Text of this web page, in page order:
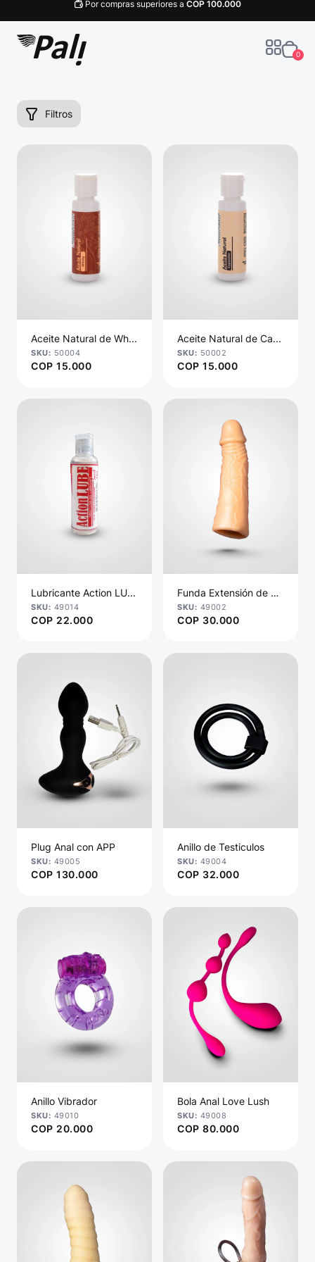
Por compras superiores a COP100.000
0
Filtros
Aceite Natural de Wh...
50004
COP 15.000
Aceite Natural de Ca...
50002
COP 15.000
Lubricante Action LU...
49014
COP 22.000
Funda Extensión de P...
49002
COP 30.000
Plug Anal con APP
49005
COP 130.000
Anillo de Testiculos
49004
COP 32.000
Anillo Vibrador
49010
COP 20.000
Bola Anal Love Lush
49008
COP 80.000